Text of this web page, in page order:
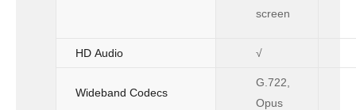
screen
HD Audio √
Wideband Codecs
G.722,
Opus